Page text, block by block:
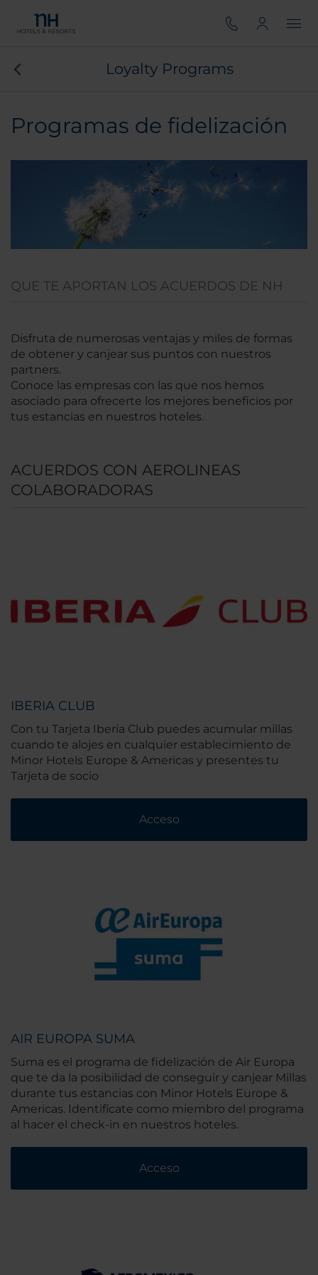
Loyalty Programs
Programas de fidelización
QUE TE APORTAN LOS ACUERDOS DE NH
Disfruta de numerosas ventajas y miles de formas
de obtener y canjear sus puntos con nuestros
partners.
Conoce las empresas con las que nos hemos
asociado para ofrecerte los mejores beneficios por
tus estancias en nuestros hoteles.
ACUERDOS CON AEROLINEAS
COLABORADORAS
IBERIA CLUB
Con tu Tarjeta Iberia Club puedes acumular millas
cuando te alojes en cualquier establecimiento de
Minor Hotels Europe & Americas y presentes tu
Tarjeta de socio
Acceso
AIR EUROPA SUMA
Suma es el programa de fidelización de Air Europa
que te da la posibilidad de conseguir y canjear Millas
durante tus estancias con Minor Hotels Europe &
Americas. Identifícate como miembro del programa
al hacer el check-in en nuestros hoteles.
Acceso